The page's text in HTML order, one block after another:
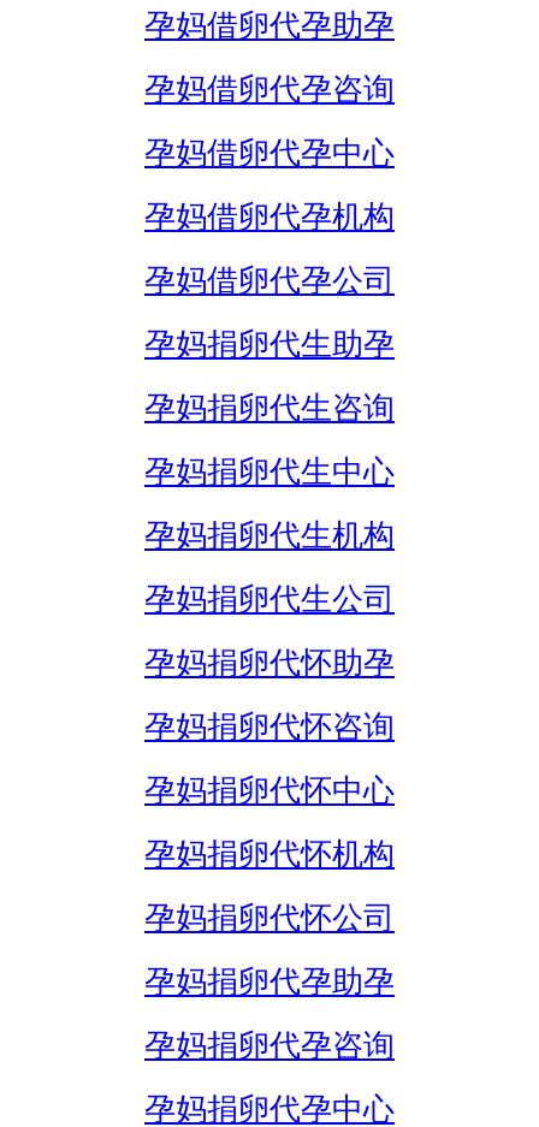
孕妈借卵代孕助孕
孕妈借卵代孕咨询
孕妈借卵代孕中心
孕妈借卵代孕机构
孕妈借卵代孕公司
孕妈捐卵代生助孕
孕妈捐卵代生咨询
孕妈捐卵代生中心
孕妈捐卵代生机构
孕妈捐卵代生公司
孕妈捐卵代怀助孕
孕妈捐卵代怀咨询
孕妈捐卵代怀中心
孕妈捐卵代怀机构
孕妈捐卵代怀公司
孕妈捐卵代孕助孕
孕妈捐卵代孕咨询
孕妈捐卵代孕中心